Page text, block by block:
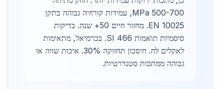
500-700 MPa, עמידות קורוזיה גבוהה בתקן
EN 10025. מחזור חיים 50+ שנה. בדיקות
סיסמיות תואמות SI 466. בכרמיאל, מתאימות
לאקלים לח. חיסכון תחזוקה 30%. איכות שווה או
גבוהה ממתכות סטנדרטיות.